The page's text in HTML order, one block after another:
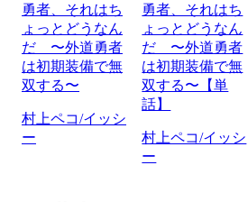
勇者、それはち
ょっとどうなん
だ 〜外道勇者
は初期装備で無
双する〜
村上ペコ/イッシ
ー
勇者、それはち
ょっとどうなん
だ 〜外道勇者
は初期装備で無
双する〜【単
話】
村上ペコ/イッシ
ー